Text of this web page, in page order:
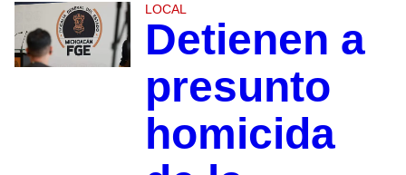
LOCAL
Detienen a
presunto
homicida